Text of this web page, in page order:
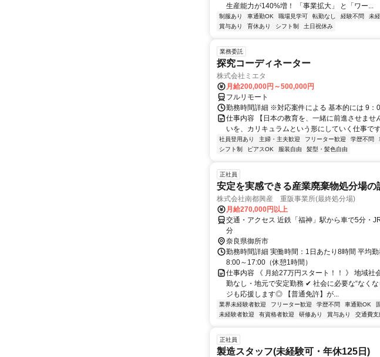
生産能力が140%増！ 「事業拡大」 と「ワー...
制服あり 車通勤OK 職場見学可 転勤なし 経験不問 未
賞与あり
育休あり シフト制 土日祝休み
業務委託
探究コーディネーター
株式会社ミエタ
月給200,000円～500,000円
フルリモート
勤務時間詳細 ※対応案件による 基本的には 9
仕事内容 【日本の教育を、一緒に前進させま
いを、カリキュラムという形にしていく仕事で
社員登用あり 主婦・主夫歓迎 フリーター歓迎 学歴不問
シフト制
ピアスOK 服装自由 髪型・髪色自由
正社員
安定を実感できる産業廃棄物処分場の
株式会社南都興産 重阪事業所(最終処分場)
月給270,000円以上
交通・アクセス 近鉄「福神」駅から車で5分・
分
奈良県御所市
勤務時間詳細 実働時間：1日あたり8時間 平均
8:00～17:00（休憩1時間）
仕事内容 《 月給27万円スタート！！ 》 地域社
勤なし・地元で安定勤務 ✔ 社会に必要な“なく
ジも応援します◎ 【普通免許】が...
業界未経験者歓迎 フリーター歓迎 学歴不問 車通勤OK
未経験者歓迎
有資格者歓迎 研修あり 賞与あり 交通費支
正社員
製造スタッフ(未経験可・年休125日)